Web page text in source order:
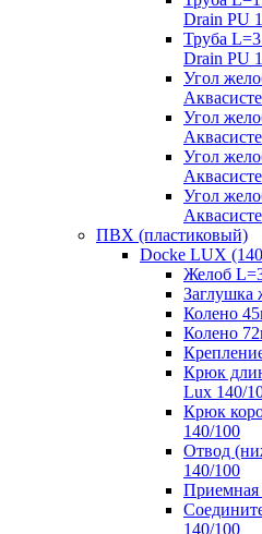
Drain PU
Труба
Drain PU
Угол
Угол
Угол
Угол
ПВХ (пластиковый)
Docke LUX
Желоб
Заглушка
Колено
Колено
Крюк
Lux 140/
Крюк
140/100
Отвод
140/100
Приемная
140/100